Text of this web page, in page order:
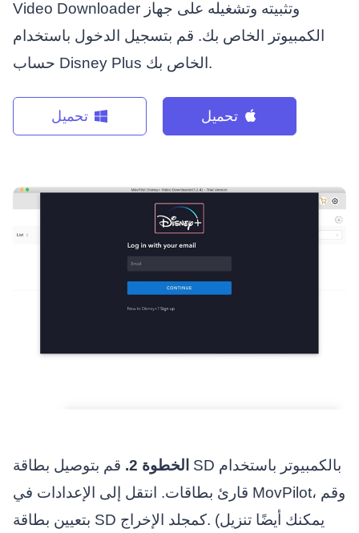
Video Downloader وتثبيته وتشغيله على جهاز
الكمبيوتر الخاص بك. قم بتسجيل الدخول باستخدام
حساب Disney Plus الخاص بك.
تحميل تحميل
الخطوة 2.
قم بتوصيل بطاقة SD بالكمبيوتر باستخدام
قارئ بطاقات. انتقل إلى الإعدادات في MovPilot، وقم
بتعيين بطاقة SD كمجلد الإخراج. (يمكنك أيضًا تنزيل